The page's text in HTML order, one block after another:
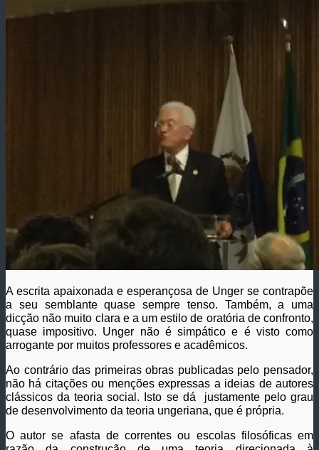
A escrita apaixonada e esperançosa de Unger se contrapõe
a seu semblante quase sempre tenso. Também, a uma
dicção não muito clara e a um estilo de oratória de confronto,
quase impositivo. Unger não é simpático e é visto como
arrogante por muitos professores e acadêmicos.
Ao contrário das primeiras obras publicadas pelo pensador,
não há citações ou menções expressas a ideias de autores
clássicos da teoria social. Isto se dá justamente pelo grau
de desenvolvimento da teoria ungeriana, que é própria.
O autor se afasta de correntes ou escolas filosóficas em